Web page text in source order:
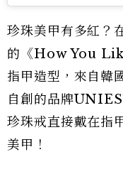
珍珠美甲有多紅
的《How You
指甲造型，來自
自創的品牌
珍珠戒直接戴在指
美甲！